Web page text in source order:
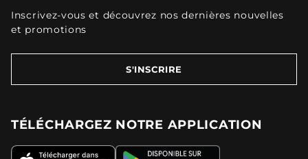
Inscrivez-vous et découvrez nos dernières nouvelles
et promotions
S'INSCRIRE
TÉLÉCHARGEZ NOTRE APPLICATION